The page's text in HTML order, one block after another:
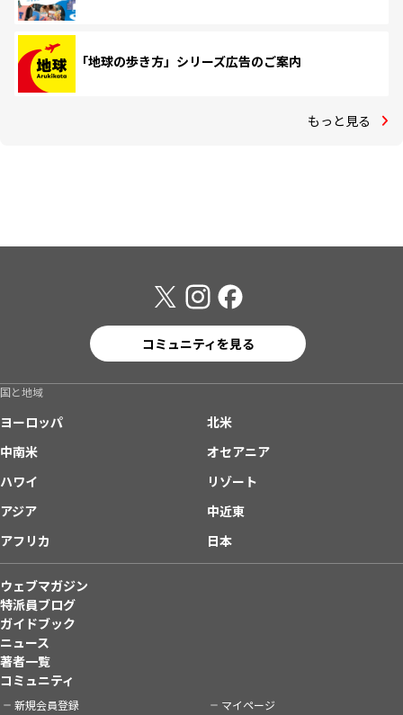
「地球の歩き方」シリーズ広告のご案内
もっと見る
コミュニティを見る
国と地域
ヨーロッパ
北米
中南米
オセアニア
ハワイ
リゾート
アジア
中近東
アフリカ
日本
ウェブマガジン
特派員ブログ
ガイドブック
ニュース
著者一覧
コミュニティ
新規会員登録 マイページ